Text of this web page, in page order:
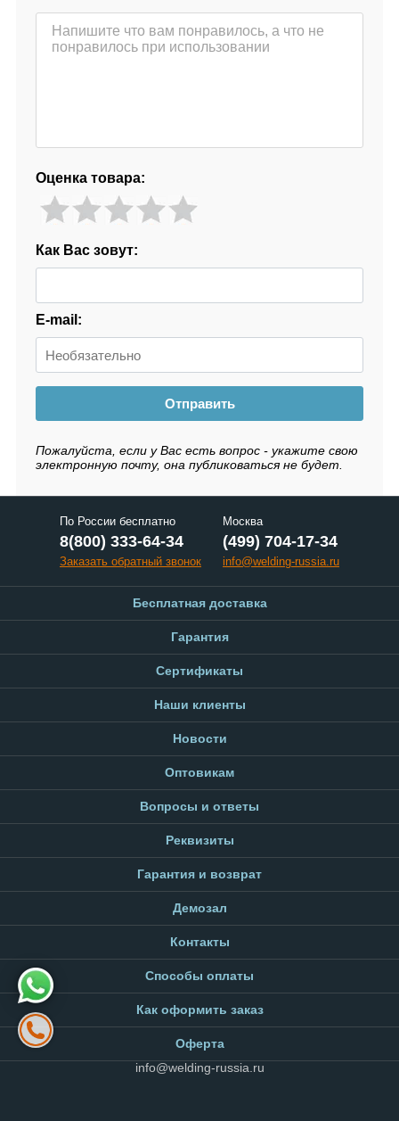
Оценка товара:
Как Вас зовут:
E-mail:
Отправить
Пожалуйста, если у Вас есть вопрос - укажите свою
электронную почту, она публиковаться не будет.
По России бесплатно
8(800) 333-64-34
Заказать обратный звонок
Москва
(499) 704-17-34
info@welding-russia.ru
Бесплатная доставка
Гарантия
Сертификаты
Наши клиенты
Новости
Оптовикам
Вопросы и ответы
Реквизиты
Гарантия и возврат
Демозал
Контакты
Способы оплаты
Как оформить заказ
Оферта
info@welding-russia.ru